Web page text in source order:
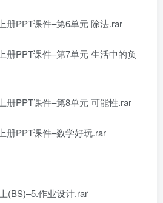
PPT课件–第6单元 除法.rar
PPT课件–第7单元 生活中的负
PPT课件–第8单元 可能性.rar
PPT课件–数学好玩.rar
作业设计.rar